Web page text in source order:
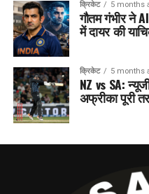
क्रिकेट 5 months
गौतम गंभीर ने
में दायर की
क्रिकेट 5 months
NZ vs SA:
अफ्रीका पूरी